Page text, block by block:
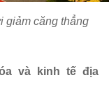
giảm căng thẳng
và kinh tế địa